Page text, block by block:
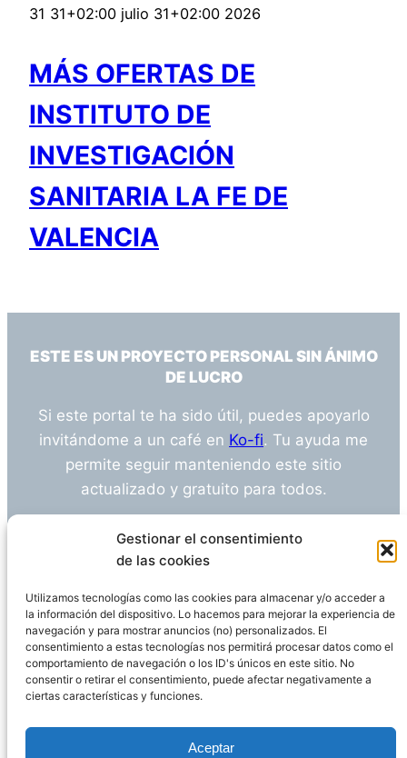
Gestionar el consentimiento
de las cookies
Utilizamos tecnologías como las cookies para almacenar y/o acceder a
la información del dispositivo. Lo hacemos para mejorar la experiencia de
navegación y para mostrar anuncios (no) personalizados. El
consentimiento a estas tecnologías nos permitirá procesar datos como el
comportamiento de navegación o los ID's únicos en este sitio. No
consentir o retirar el consentimiento, puede afectar negativamente a
ciertas características y funciones.
Aceptar
31 31+02:00 julio 31+02:00 2026
MÁS OFERTAS DE
INSTITUTO DE
INVESTIGACIÓN
SANITARIA LA FE DE
VALENCIA
ESTE ES UN PROYECTO PERSONAL SIN ÁNIMO
DE LUCRO
Si este portal te ha sido útil, puedes apoyarlo
invitándome a un café en Ko-fi. Tu ayuda me
permite seguir manteniendo este sitio
actualizado y gratuito para todos.
¿Tienes alguna duda o sugerencia? Escríbeme
info@empleosanitarioinvestigacion.es
Descargo de Responsabilidad
Declaración de Privacidad Política de cookies
WordPress